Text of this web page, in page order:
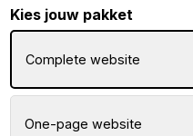
Kies jouw pakket
Complete website
One-page website